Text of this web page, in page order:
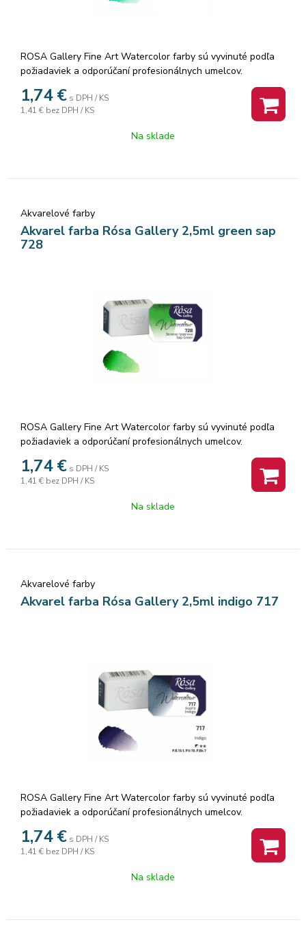
ROSA Gallery Fine Art Watercolor farby sú vyvinuté podľa
požiadaviek a odporúčaní profesionálnych umelcov.
Akvarelové farby sú vyrábané z organickej arabskej gumy a
vysoko kvalitných organických a anorganických jemne
mletých pigmentov, ktorá zaisťuje dokonalú priľnavosť a
farby. Rosa akvarelové farby nám poskytujú nespočetné
1,74 € s DPH / KS
1,41 € bez DPH / KS
Na sklade
Akvarelové farby
Akvarel farba Rósa Gallery 2,5ml green sap
728
ROSA Gallery Fine Art Watercolor farby sú vyvinuté podľa
požiadaviek a odporúčaní profesionálnych umelcov.
Akvarelové farby sú vyrábané z organickej arabskej gumy a
vysoko kvalitných organických a anorganických jemne
mletých pigmentov, ktorá zaisťuje dokonalú priľnavosť a
farby. Rosa akvarelové farby nám poskytujú nespočetné
1,74 € s DPH / KS
1,41 € bez DPH / KS
Na sklade
Akvarelové farby
Akvarel farba Rósa Gallery 2,5ml indigo 717
ROSA Gallery Fine Art Watercolor farby sú vyvinuté podľa
požiadaviek a odporúčaní profesionálnych umelcov.
Akvarelové farby sú vyrábané z organickej arabskej gumy a
vysoko kvalitných organických a anorganických jemne
mletých pigmentov, ktorá zaisťuje dokonalú priľnavosť a
farby. Rosa akvarelové farby nám poskytujú nespočetné
1,74 € s DPH / KS
1,41 € bez DPH / KS
Na sklade